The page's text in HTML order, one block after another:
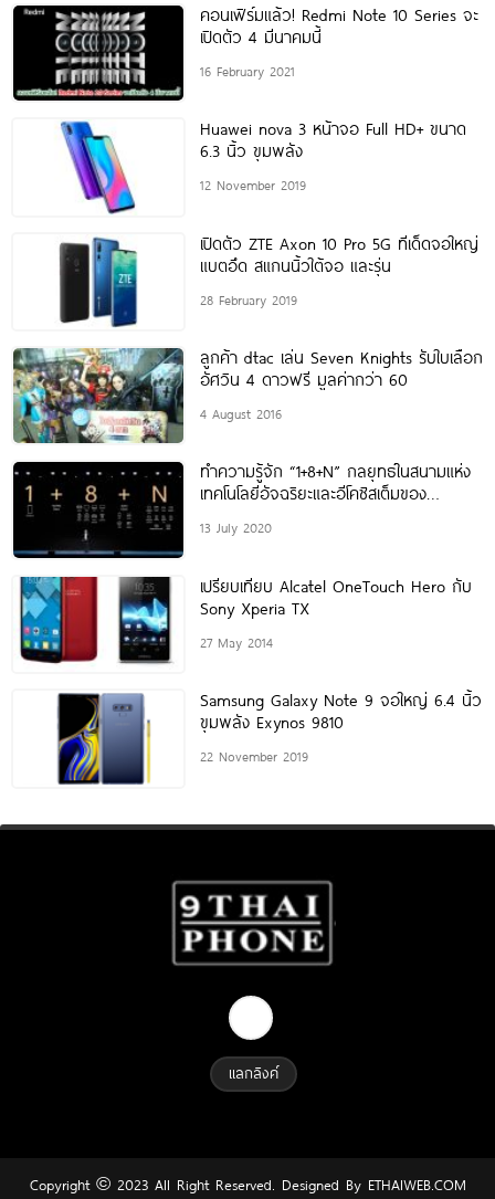
คอนเฟิร์มแล้ว! Redmi Note 10 Series จะ
เปิดตัว 4 มีนาคมนี้
16 February 2021
Huawei nova 3 หน้าจอ Full HD+ ขนาด
6.3 นิ้ว ขุมพลัง
12 November 2019
เปิดตัว ZTE Axon 10 Pro 5G ทีเด็ดจอใหญ่
แบตอึด สแกนนิ้วใต้จอ และรุ่น
28 February 2019
ลูกค้า dtac เล่น Seven Knights รับใบเลือก
อัศวิน 4 ดาวฟรี มูลค่ากว่า 60
4 August 2016
ทำความรู้จัก “1+8+N” กลยุทธ์ในสนามแห่ง
เทคโนโลยีอัจฉริยะและอีโคซิสเต็มของ
13 July 2020
เปรียบเทียบ Alcatel OneTouch Hero กับ
Sony Xperia TX
27 May 2014
Samsung Galaxy Note 9 จอใหญ่ 6.4 นิ้ว
ขุมพลัง Exynos 9810
22 November 2019
แลกลิงค์
Copyright © 2023 All Right Reserved. Designed ByETHAIWEB.COM